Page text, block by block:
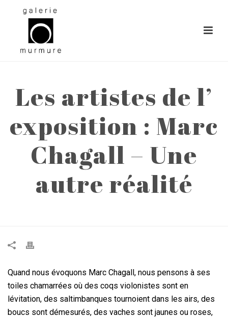
Les artistes de l’
exposition : Marc
Chagall – Une
autre réalité
Quand nous évoquons Marc Chagall, nous pensons à ses
toiles chamarrées où des coqs violonistes sont en
lévitation, des saltimbanques tournoient dans les airs, des
boucs sont démesurés, des vaches sont jaunes ou roses,